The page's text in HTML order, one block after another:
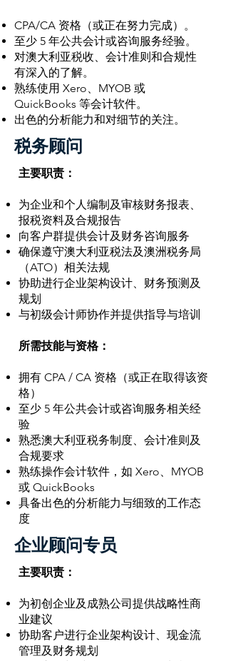
CPA/CA 资格（或正在努力完成）。
至少 5 年公共会计或咨询服务经验。
对澳大利亚税收、会计准则和合规性
有深入的了解。
熟练使用 Xero、MYOB 或
QuickBooks 等会计软件。
出色的分析能力和对细节的关注。
税务顾问
主要职责：
为企业和个人编制及审核财务报表、
报税资料及合规报告
向客户群提供会计及财务咨询服务
确保遵守澳大利亚税法及澳洲税务局
（ATO）相关法规
协助进行企业架构设计、财务预测及
规划
与初级会计师协作并提供指导与培训
所需技能与资格：
拥有 CPA / CA 资格（或正在取得该资
格）
至少 5 年公共会计或咨询服务相关经
验
熟悉澳大利亚税务制度、会计准则及
合规要求
熟练操作会计软件，如 Xero、MYOB
或 QuickBooks
具备出色的分析能力与细致的工作态
度
企业顾问专员
主要职责：
为初创企业及成熟公司提供战略性商
业建议
协助客户进行企业架构设计、现金流
管理及财务规划